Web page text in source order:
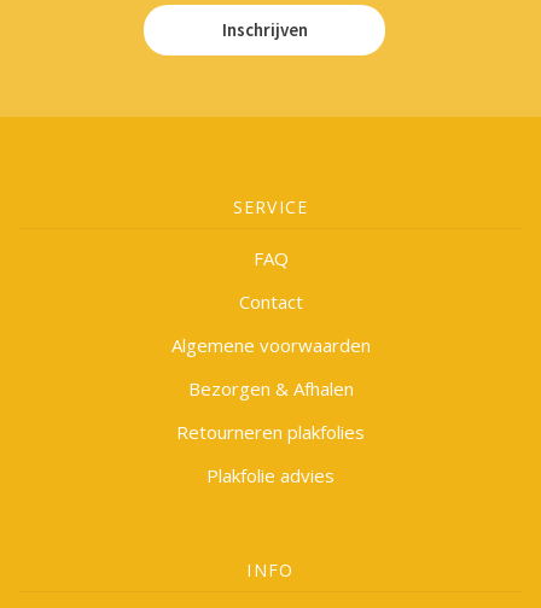
Inschrijven
SERVICE
FAQ
Contact
Algemene voorwaarden
Bezorgen & Afhalen
Retourneren plakfolies
Plakfolie advies
INFO